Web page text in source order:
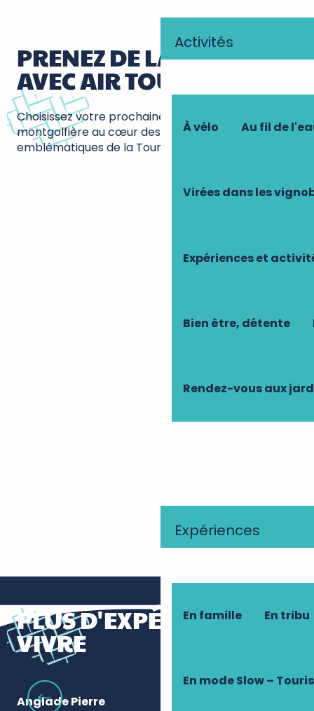
Activités
À vélo Au fil de
Virées dans les
Expériences et
Bien être, détente
Rendez-vous aux
Expériences
En famille En tribu
En mode Slow –
PRENEZ DE LA HAUTEUR
AVEC AIR TOURAINE !
Choisissez votre prochaine aventure en
montgolfière au cœur des paysages
emblématiques de la Touraine.
PLUS D'EXPÉRIENCES À
VIVRE
Anglade Pierre